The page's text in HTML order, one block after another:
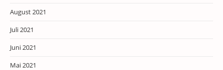
August 2021
Juli 2021
Juni 2021
Mai 2021